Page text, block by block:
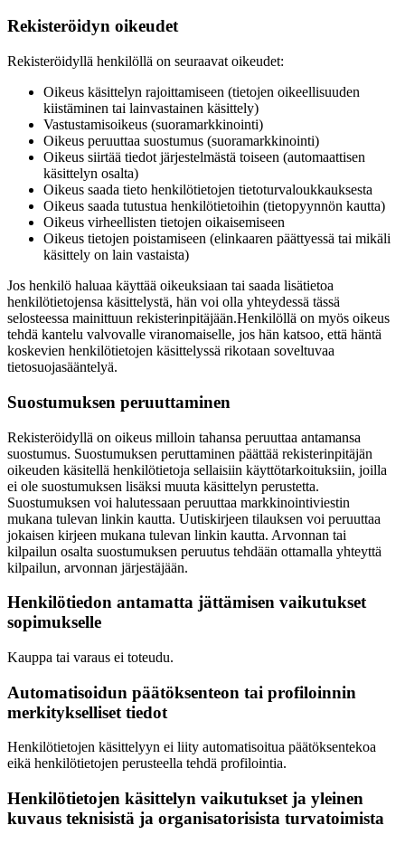
Rekisteröidyn oikeudet
Rekisteröidyllä henkilöllä on seuraavat oikeudet:
Oikeus käsittelyn rajoittamiseen (tietojen oikeellisuuden
kiistäminen tai lainvastainen käsittely)
Vastustamisoikeus (suoramarkkinointi)
Oikeus peruuttaa suostumus (suoramarkkinointi)
Oikeus siirtää tiedot järjestelmästä toiseen (automaattisen
käsittelyn osalta)
Oikeus saada tieto henkilötietojen tietoturvaloukkauksesta
Oikeus saada tutustua henkilötietoihin (tietopyynnön kautta)
Oikeus virheellisten tietojen oikaisemiseen
Oikeus tietojen poistamiseen (elinkaaren päättyessä tai mikäli
käsittely on lain vastaista)
Jos henkilö haluaa käyttää oikeuksiaan tai saada lisätietoa
henkilötietojensa käsittelystä, hän voi olla yhteydessä tässä
selosteessa mainittuun rekisterinpitäjään.Henkilöllä on myös oikeus
tehdä kantelu valvovalle viranomaiselle, jos hän katsoo, että häntä
koskevien henkilötietojen käsittelyssä rikotaan soveltuvaa
tietosuojasääntelyä.
Suostumuksen peruuttaminen
Rekisteröidyllä on oikeus milloin tahansa peruuttaa antamansa
suostumus. Suostumuksen peruttaminen päättää rekisterinpitäjän
oikeuden käsitellä henkilötietoja sellaisiin käyttötarkoituksiin, joilla
ei ole suostumuksen lisäksi muuta käsittelyn perustetta.
Suostumuksen voi halutessaan peruuttaa markkinointiviestin
mukana tulevan linkin kautta. Uutiskirjeen tilauksen voi peruuttaa
jokaisen kirjeen mukana tulevan linkin kautta. Arvonnan tai
kilpailun osalta suostumuksen peruutus tehdään ottamalla yhteyttä
kilpailun, arvonnan järjestäjään.
Henkilötiedon antamatta jättämisen vaikutukset
sopimukselle
Kauppa tai varaus ei toteudu.
Automatisoidun päätöksenteon tai profiloinnin
merkitykselliset tiedot
Henkilötietojen käsittelyyn ei liity automatisoitua päätöksentekoa
eikä henkilötietojen perusteella tehdä profilointia.
Henkilötietojen käsittelyn vaikutukset ja yleinen
kuvaus teknisistä ja organisatorisista turvatoimista